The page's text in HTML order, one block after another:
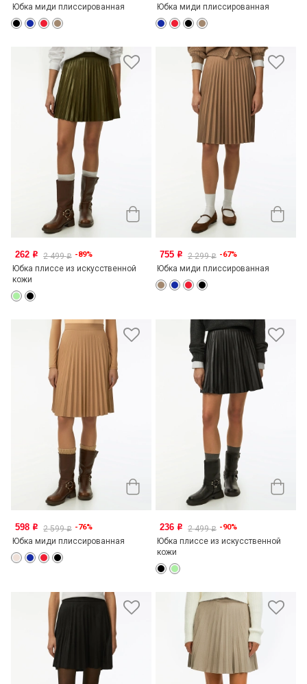
Юбка миди плиссированная Юбка миди плиссированная
262 o 2 499o -89%
Юбка плиссе из искусственной
кожи
755 o 2 299o -67%
Юбка миди плиссированная
598 o 2 599o -76%
Юбка миди плиссированная
236 o 2 499o -90%
Юбка плиссе из искусственной
кожи